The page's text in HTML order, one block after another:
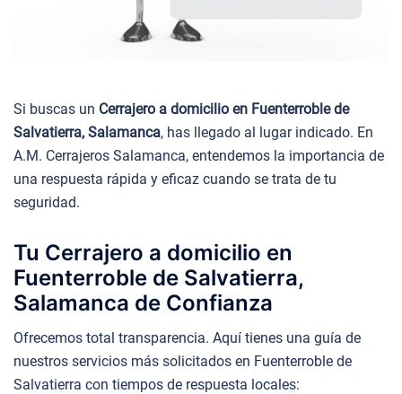
Si buscas un Cerrajero a domicilio en Fuenterroble de
Salvatierra, Salamanca, has llegado al lugar indicado. En
A.M. Cerrajeros Salamanca, entendemos la importancia de
una respuesta rápida y eficaz cuando se trata de tu
seguridad.
Tu Cerrajero a domicilio en
Fuenterroble de Salvatierra,
Salamanca de Confianza
Ofrecemos total transparencia. Aquí tienes una guía de
nuestros servicios más solicitados en Fuenterroble de
Salvatierra con tiempos de respuesta locales: